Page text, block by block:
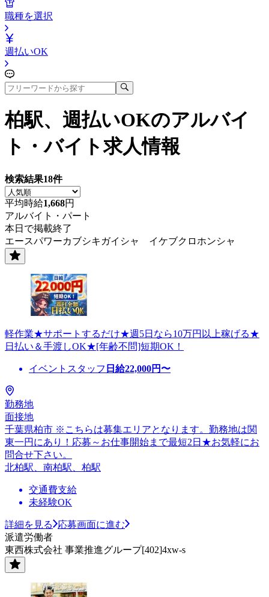
職種を選択
週払いOK
柏駅、週払いOKのアルバイ
ト・バイト求人情報
検索結果18件
平均時給1,668円
アルバイト・パート
本日で掲載終了
エースパワーカブシキガイシャ イケブクロホンシャ
軽作業★サポートするだけ★週5日なら10万円以上稼げる★
日払い＆手渡しOK★[年齢不問]短期OK！
イベントスタッフ 日給22,000円〜
勤務地
面接地
千葉県柏市 ※こちらは募集エリアとなります。勤務地は関
東一円にあり！応募～お仕事開始まで最短2日★お気軽にお
問合せ下さい。
北柏駅、南柏駅、柏駅
交通費支給
未経験OK
詳細を見る
応募画面に進む
派遣労働者
東西株式会社 事業推進グループ[402]4xw-s